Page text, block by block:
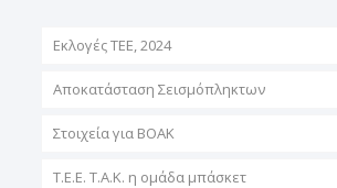
Εκλογές ΤΕΕ, 2024
Αποκατάσταση Σεισμόπληκτων
Στοιχεία για ΒΟΑΚ
T.E.E. T.A.K. η ομάδα μπάσκετ